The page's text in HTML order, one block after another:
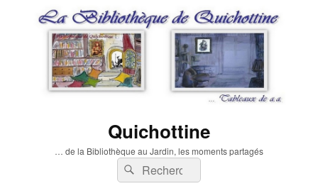
Quichottine
… de la Bibliothèque au Jardin, les moments partagés
Recherche :
Rechercher